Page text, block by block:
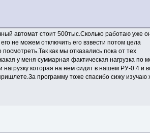
автомат стоит 500тыс.Сколько работаю уже
не можем отключить его взвести потом цела
как мы отказались пока от тех
у меня суммарная фактическая нагрузка по
которая на нем сидит в нашем РУ-0.4 и
программу тоже спасибо сижу изучаю